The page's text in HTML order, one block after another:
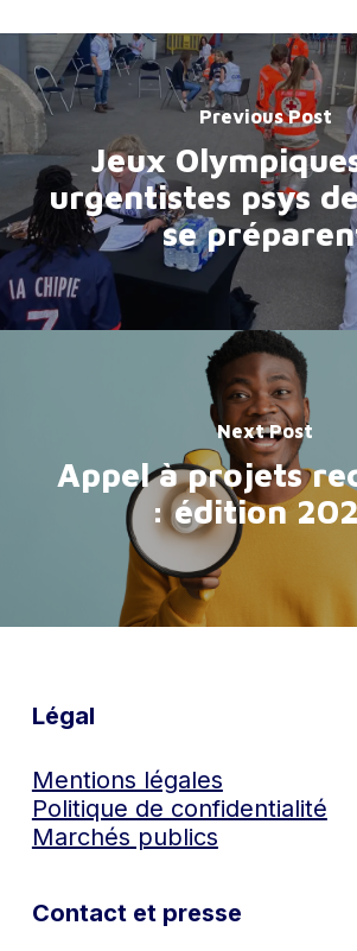
Previous Post
Jeux
urgentistes psys
se
Next Post
Appel à projets
: édition
Légal
Mentions légales
Politique de confidentialité
Marchés publics
Contact et presse